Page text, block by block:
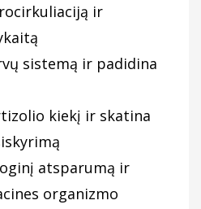
ir
sistemą ir padidina
kiekį ir skatina
atsparumą ir
organizmo